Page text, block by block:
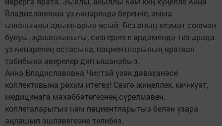
Владиславовна үз һөнәрендә беренче, әмма
ышанычлы адымнарын ясый. Без аның хезмәт сөючән
булуы, җаваплылыгы, сизгерлеге ярдәмендә тиз арада
үз һөнәренең остасына, пациентларының яраткан
табибына әверелер дип ышанабыз.
Анна Владиславовна Чистай үзәк дәваханәсе
коллективына рәхим итегез! Сезгә җиңеллек, көч-куәт,
медицинага мәхәббәтегезнең сүрелмәвен,
коллегаларыгыз һәм пациентларыгыз белән үзара
аңлашып эшләвегезне телибез.